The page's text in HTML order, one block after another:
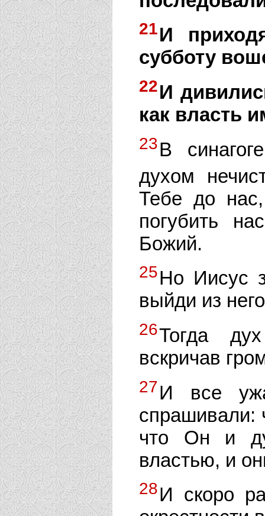
21И
субботу
22И
как власть
23В
духом
Тебе до
погубить
Божий.
25Но Иисус
выйди из
26Тогда
вскричав
27И все
спрашивали:
что Он и
властью, и
28И скоро